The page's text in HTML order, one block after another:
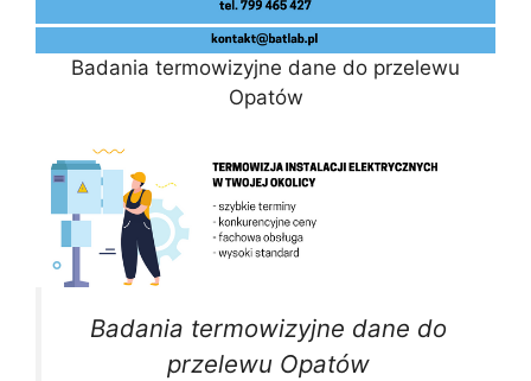
Badania termowizyjne dane do przelewu
Opatów
Badania termowizyjne dane do
przelewu Opatów